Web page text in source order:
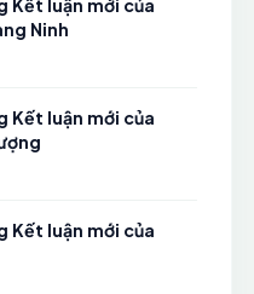
Kết luận mới của
Ninh
Kết luận mới của
Kết luận mới của